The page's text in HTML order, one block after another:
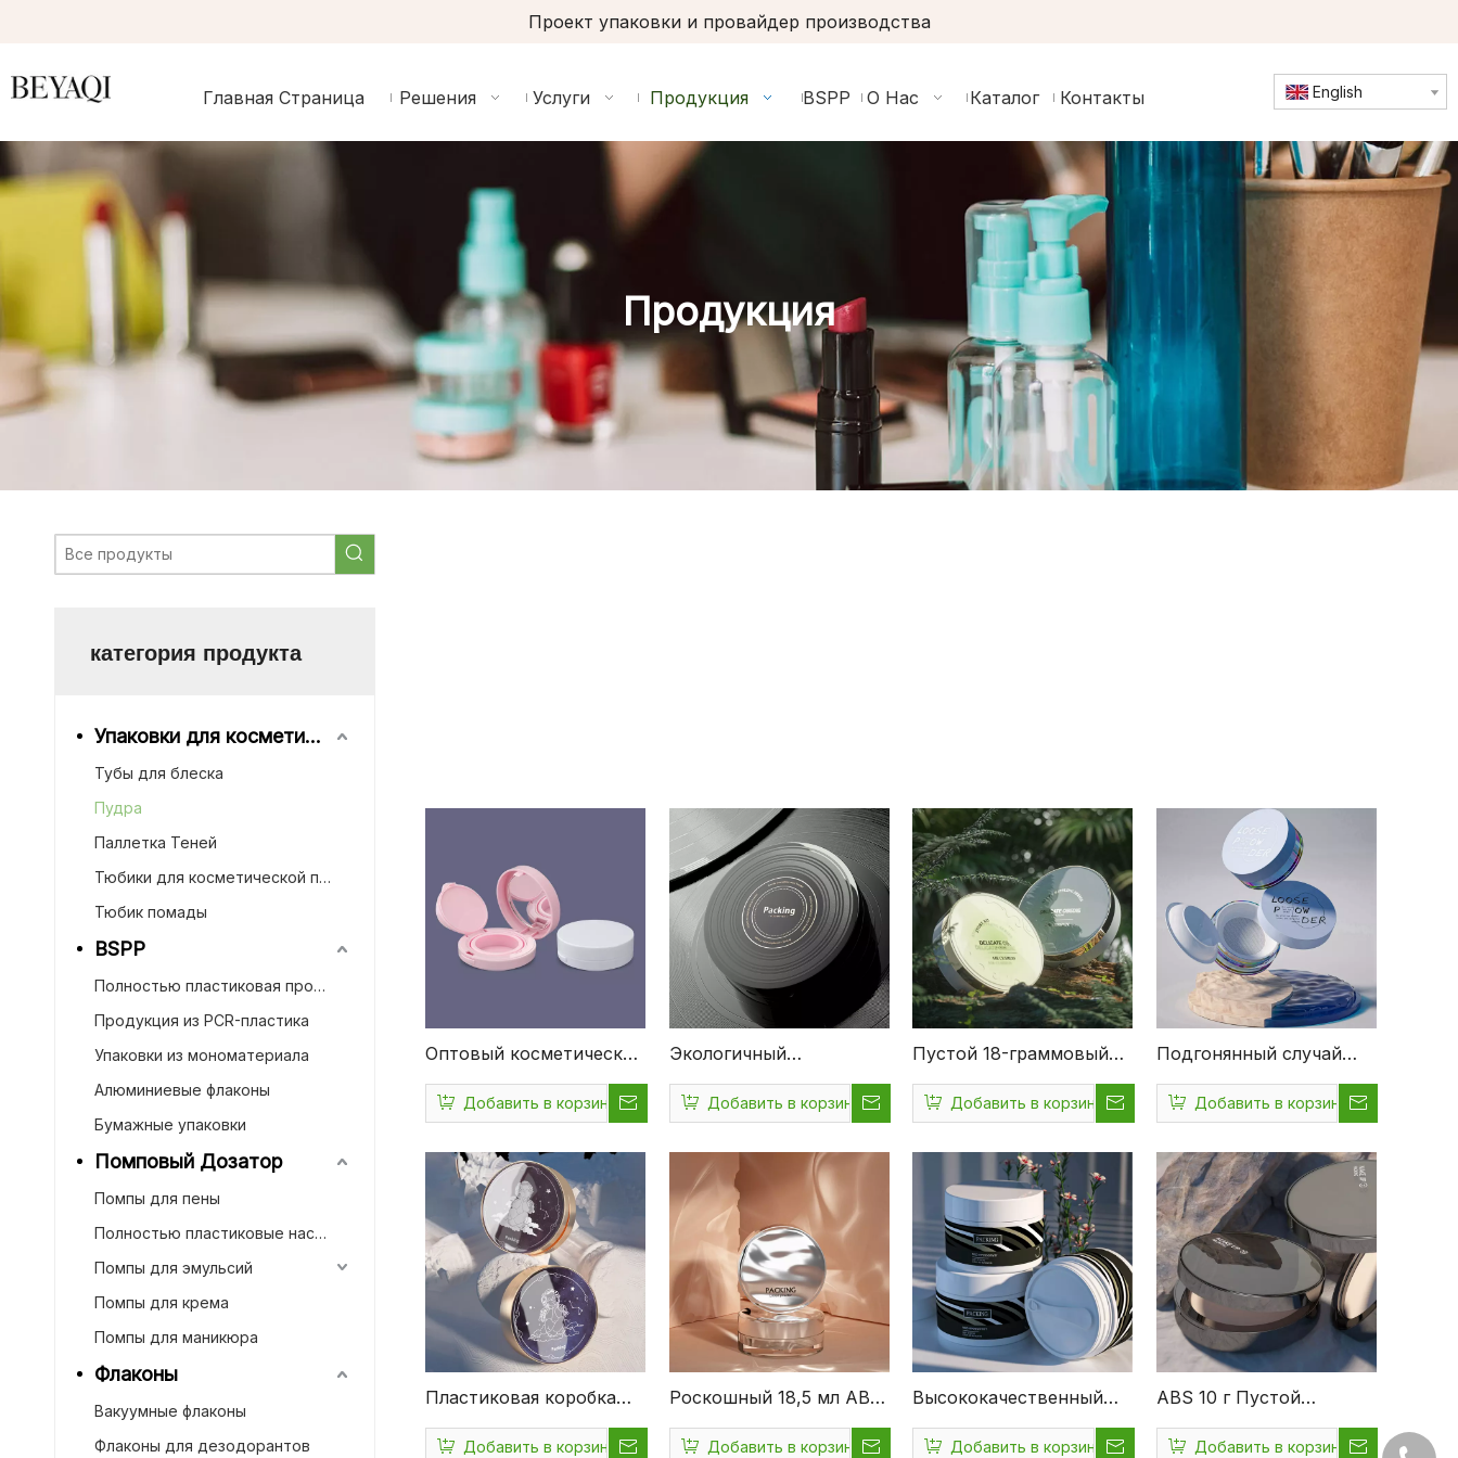
Проект упаковки и провайдер производства
Главная Страница Решения Услуги Продукция BSPP О Нас Каталог Контакты English
Продукция
категория продукта
Упаковки для косметической продукции
Тубы для блеска
Пудра
Паллетка Теней
Тюбики для косметической продукции
Тюбик помады
BSPP
Полностью пластиковая продукция
Продукция из PCR-пластика
Упаковки из мономатериала
Алюминиевые флаконы
Бумажные упаковки
Помповый Дозатор
Помпы для пены
Полностью пластиковые насоса лосьона
Помпы для эмульсий
Помпы для крема
Помпы для маникюра
Флаконы
Вакуумные флаконы
Флаконы для дезодорантов
Оптовый косметический
макияж Пустой белый
контейнер для
Упаковка Круглая
воздушная подушка BB
Cream Compact Case, Air
Cushion Case
Добавить в корзину
Экологичный
компактный чехол для
порошка АБС 10г
округлой формы с
зеркалом
Добавить в корзину
Пустой 18-граммовый
косметический пластик
PS ABS нестандартного
контейнер для порошка
рассыпчатая банка для
порошка с ситом
Добавить в корзину
Подгонянный случай
порошка высокого
качества свободный
квадратной формы ABS
14.5ml компактный
Добавить в корзину
Пластиковая коробка
для косметической
Добавить в корзину
Роскошный 18,5 мл ABS
PS Экологически чистая
Добавить в корзину
Высококачественный
экологически чистый
Добавить в корзину
ABS 10 г Пустой
персонализированный
Добавить в корзину